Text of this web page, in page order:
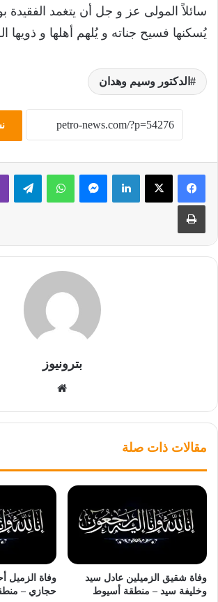
سائلاً المولى عز و جل أن يتغمد الفقيدة
يُسكنها فسيح جناته و يُلهم أهلها و ذويها
الدكتور وسيم وهدان
لينكدإن ماسنجر واتساب
طباعة
بترونيوز
مقالات ذات صلة
وفاة شقيق الزميلين عادل سيد
وخليفة سيد – منطقة أسيوط
وفاة الزميل
حجازي –